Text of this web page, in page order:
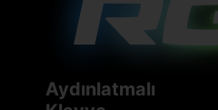
Aydınlatmalı